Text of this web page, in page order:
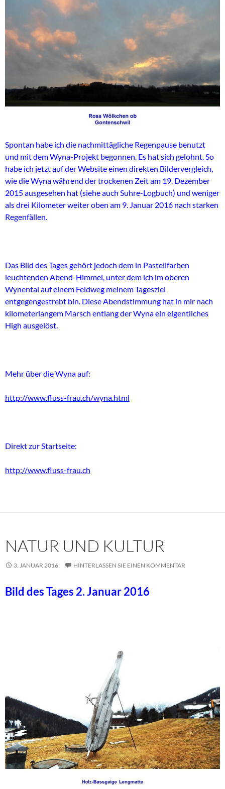
Spontan habe ich die nachmittägliche Regenpause benutzt
und mit dem Wyna-Projekt begonnen. Es hat sich gelohnt. So
habe ich jetzt auf der Website einen direkten Bildervergleich,
wie die Wyna während der trockenen Zeit am 19. Dezember
2015 ausgesehen hat (siehe auch Suhre-Logbuch) und weniger
als drei Kilometer weiter oben am 9. Januar 2016 nach starken
Regenfällen.
Das Bild des Tages gehört jedoch dem in Pastellfarben
leuchtenden Abend-Himmel, unter dem ich im oberen
Wynental auf einem Feldweg meinem Tagesziel
entgegengestrebt bin. Diese Abendstimmung hat in mir nach
kilometerlangem Marsch entlang der Wyna ein eigentliches
High ausgelöst.
Mehr über die Wyna auf:
http://www.fluss-frau.ch/wyna.html
Direkt zur Startseite:
http://www.fluss-frau.ch
NATUR UND KULTUR
3. JANUAR 2016 HINTERLASSEN SIE EINEN KOMMENTAR
Bild des Tages 2. Januar 2016